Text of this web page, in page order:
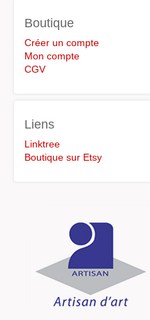
Boutique
Créer un compte
Mon compte
CGV
Liens
Linktree
Boutique sur Etsy